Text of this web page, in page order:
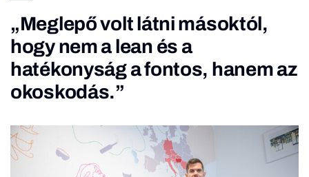
„Meglepő volt látni másoktól,
hogy nem a lean és a
hatékonyság a fontos, hanem az
okoskodás.”